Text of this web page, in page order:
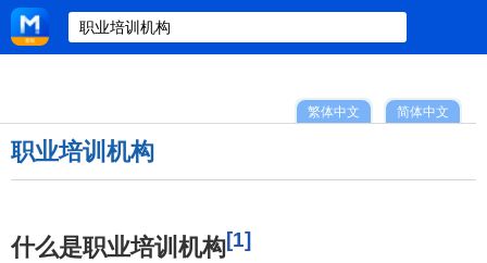
简体中文
繁体中文
职业培训机构
什么是职业培训机构[1]